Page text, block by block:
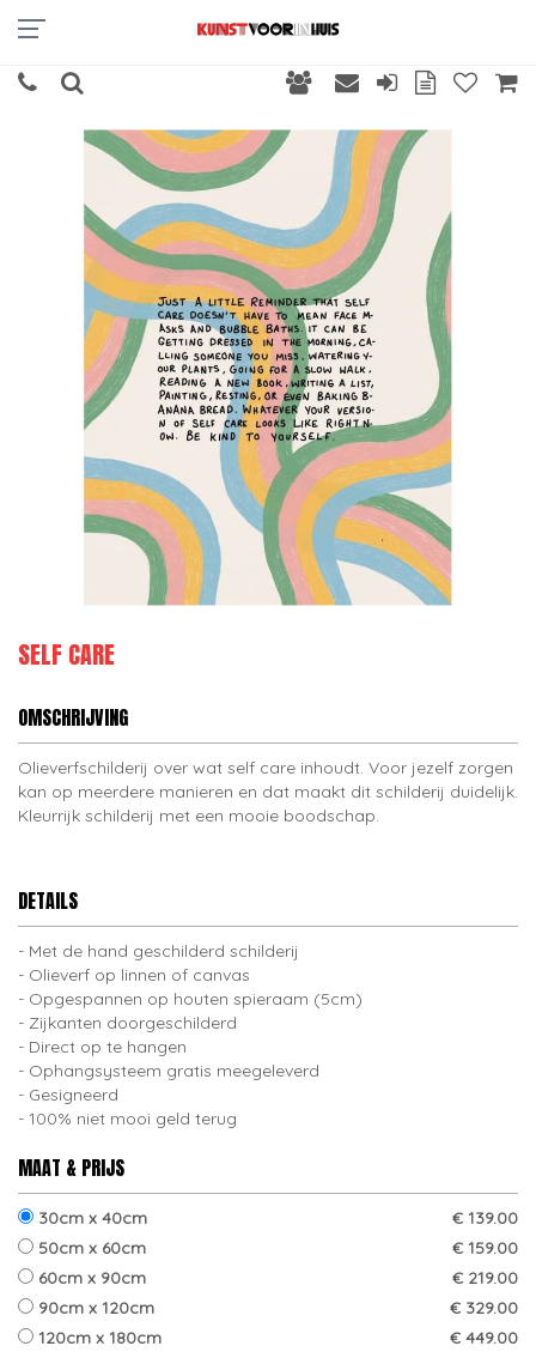
SELF CARE
OMSCHRIJVING
Olieverfschilderij over wat self care inhoudt. Voor jezelf zorgen
kan op meerdere manieren en dat maakt dit schilderij duidelijk.
Kleurrijk schilderij met een mooie boodschap.
DETAILS
Met de hand geschilderd schilderij
Olieverf op linnen of canvas
Opgespannen op houten spieraam (5cm)
Zijkanten doorgeschilderd
Direct op te hangen
Ophangsysteem gratis meegeleverd
Gesigneerd
100% niet mooi geld terug
MAAT & PRIJS
30cm x 40cm
€ 139.00
50cm x 60cm
€ 159.00
60cm x 90cm
€ 219.00
90cm x 120cm
€ 329.00
120cm x 180cm
€ 449.00